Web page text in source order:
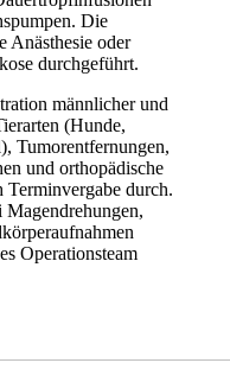
Die
Anästhesie oder
durchgeführt.
männlicher und
(Hunde,
Tumorentfernungen,
und orthopädische
durch.
Operationsteam